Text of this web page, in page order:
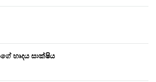
හෘදය සාක්ෂිය